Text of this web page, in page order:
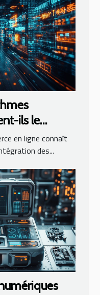
ils le
en ligne connaît
des...